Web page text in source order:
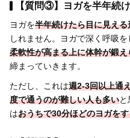
【質問③】ヨガを半年続
ヨガを半年続けたら目に見え
しれません。ヨガで深く呼吸
柔軟性が高まる上に体幹が鍛え
締まっていきます。
ただし、これは週2-3回以上通
度で通うのが難しい人も多い
はおうちで30分ほどのヨガを